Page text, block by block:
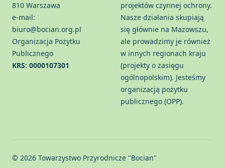
810 Warszawa
e-mail:
biuro@bocian.org.pl
Organizacja Pożytku
Publicznego
KRS: 0000107301
projektów czynnej ochrony.
Nasze działania skupiają
się głównie na Mazowszu,
ale prowadzimy je również
w innych regionach kraju
(projekty o zasięgu
ogólnopolskim). Jesteśmy
organizacją pożytku
publicznego (OPP).
© 2026 Towarzystwo Przyrodnicze "Bocian"